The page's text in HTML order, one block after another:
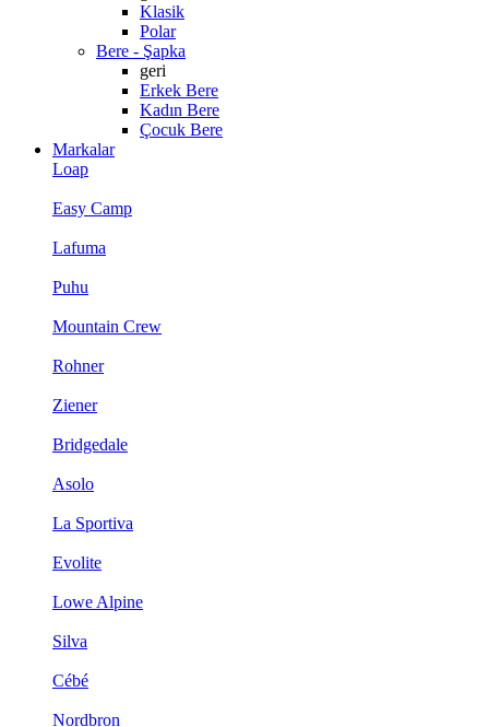
Klasik
Polar
Bere - Şapka
geri
Erkek Bere
Kadın Bere
Çocuk Bere
Markalar
Loap
Easy Camp
Lafuma
Puhu
Mountain Crew
Rohner
Ziener
Bridgedale
Asolo
La Sportiva
Evolite
Lowe Alpine
Silva
Cébé
Nordbron